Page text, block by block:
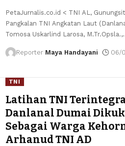
PetaJurnalis.co.id < ​TNI AL,
Pangkalan TNI Angkatan Laut
Tomosa Uskarlind Larosa, M.Tr.Opsla.,
Reporter Maya Handayani 06/
TNI
Latihan TNI
Danlanal Dumai
Sebagai Warga
Arhanud TNI AD